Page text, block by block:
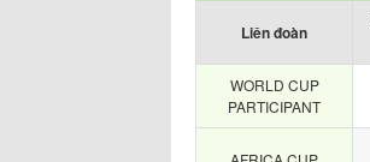
Liên đoàn
WORLD CUP
PARTICIPANT